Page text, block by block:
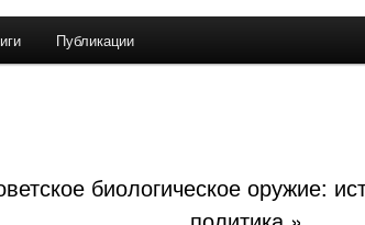
содержимому
Публикации
биологическое оружие: